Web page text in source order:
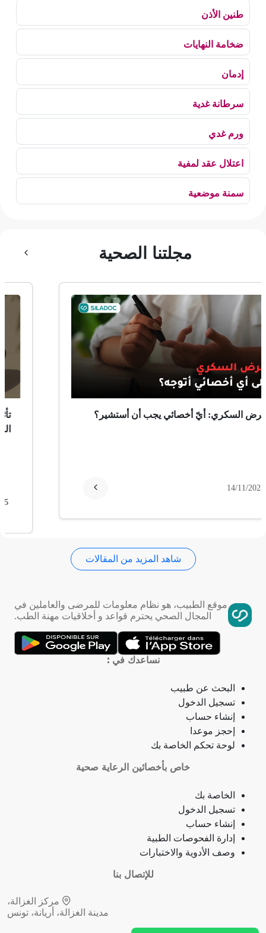
طنين الأذن
ضخامة النهايات
إدمان
سرطانة غدية
ورم غدي
اعتلال عقد لمفية
سمنة موضعية
ألم وعائي وجهي
ضمور الألم
ضمور عصبي ألمي
حساسية
ثعلبة
انقطاع الحيض
فقدان الذاكرة
تمدد الأوعية الدموية
التهاب الحلق
ذبحة صدرية (مصطلح لاتيني)
فقدان الشهية
فقدان حاسة الشم
جمرة (أنثراكس)
لامبالاة
حبسة
مجلتنا الصحية
مرض السكري: أيّ أخصائي يجب أن أستشير؟
14/11/2025
المجال الصحي يحترم قواعد و أخلاقيات مهنة الطب.
نساعدك في :
تسجيل الدخول
إنشاء حساب
إحجز موعدا
لوحة تحكم الخاصة بك
خاص بأخصائين الرعاية صحية
تسجيل الدخول
إنشاء حساب
إدارة الفحوصات الطبية
وصف الأدوية والاختبارات
للإتصال بنا
مدينة الغزالة، أريانة، تونس
💬 تواصل معنا عبر واتساب